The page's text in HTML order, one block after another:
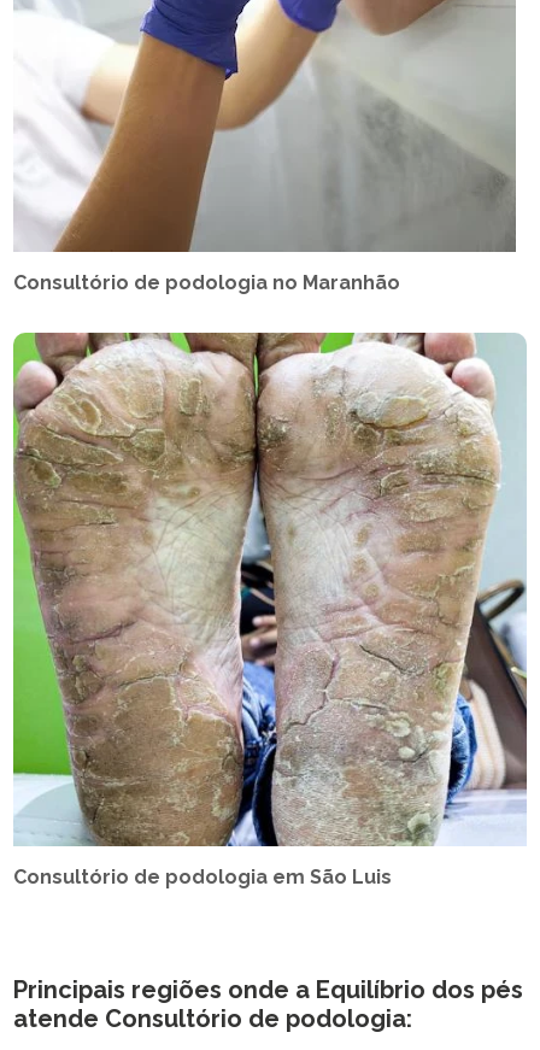
Consultório de podologia no Maranhão
Consultório de podologia em São Luis
Principais regiões onde a Equilíbrio dos pés
atende Consultório de podologia: